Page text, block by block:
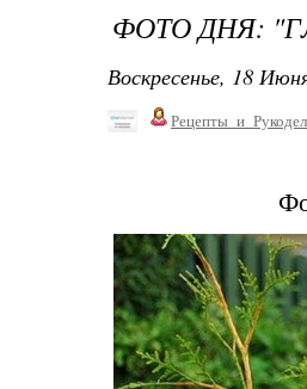
ФОТО ДНЯ:
Воскресенье, 18